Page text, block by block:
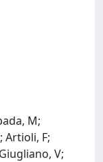
M;
Artioli, F;
V;